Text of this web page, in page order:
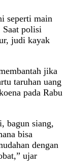
seperti main
polisi
judi kayak
jika
taruhan uang
pada Rabu
bagun siang,
bisa
dengan
ujar